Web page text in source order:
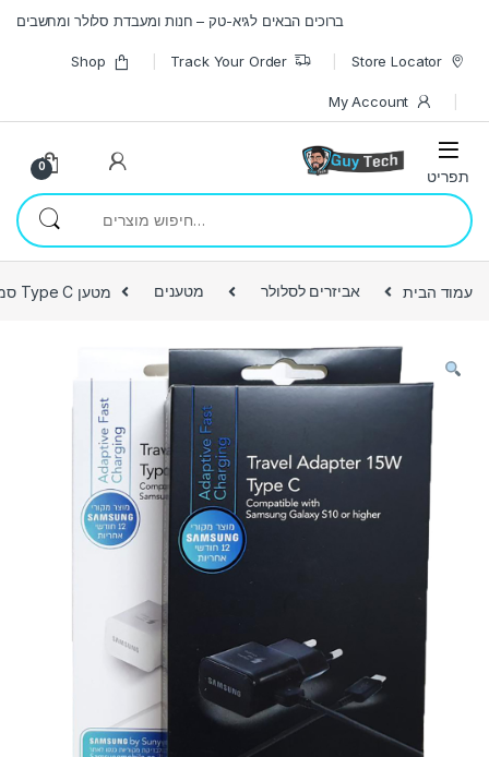
ברוכים הבאים לגיא-טק – חנות ומעבדת סלולר ומחשבים
Store Locator
Track Your Order
Shop
My Account
0
חיפוש עבור:
עמוד הבית אביזרים לסלולר מטענים מטען Type C סמסונג גלקסי s10 ומעלה